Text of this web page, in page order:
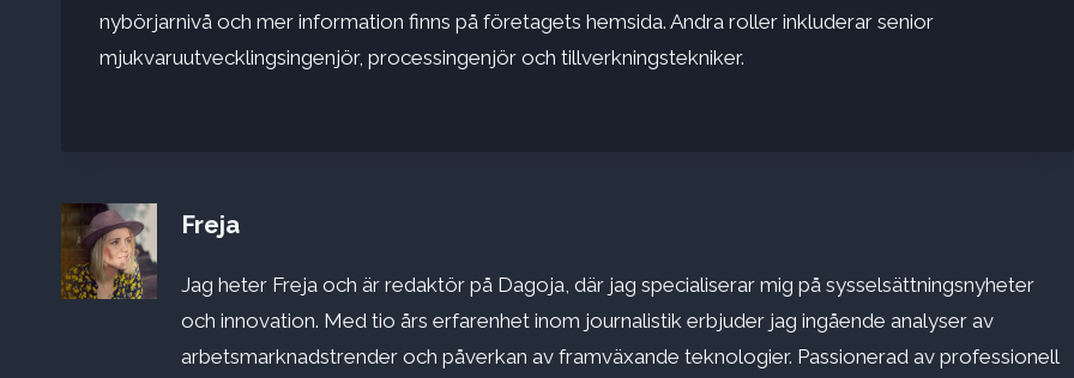
nybörjarnivå och mer information finns på företagets hemsida. Andra roller inkluderar senior
mjukvaruutvecklingsingenjör, processingenjör och tillverkningstekniker.
Freja
Jag heter Freja och är redaktör på Dagoja, där jag specialiserar mig på sysselsättningsnyheter
och innovation. Med tio års erfarenhet inom journalistik erbjuder jag ingående analyser av
arbetsmarknadstrender och påverkan av framväxande teknologier. Passionerad av professionell